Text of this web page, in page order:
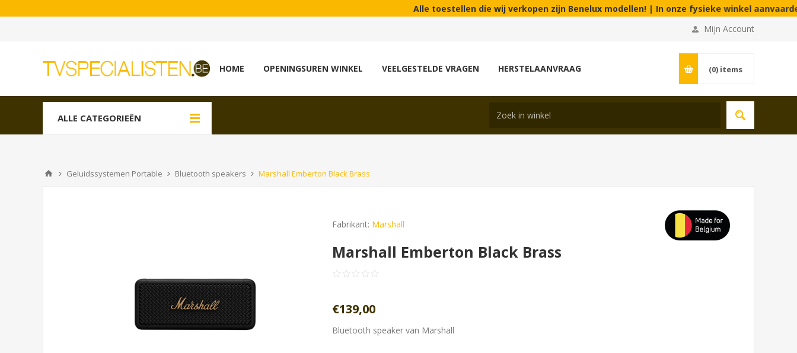
Alle toestellen die wij verkopen zijn Benelux modellen! | In onze fysieke winkel aanvaarden wij
Mijn Account
HOME OPENINGSUREN WINKEL VEELGESTELDE VRAGEN HERSTELAANVRAAG (0) items
ALLE CATEGORIEËN
Geluidssystemen Portable Bluetooth speakers Marshall Emberton Black Brass
Fabrikant: Marshall
Marshall Emberton Black Brass
€139,00
Bluetooth speaker van Marshall